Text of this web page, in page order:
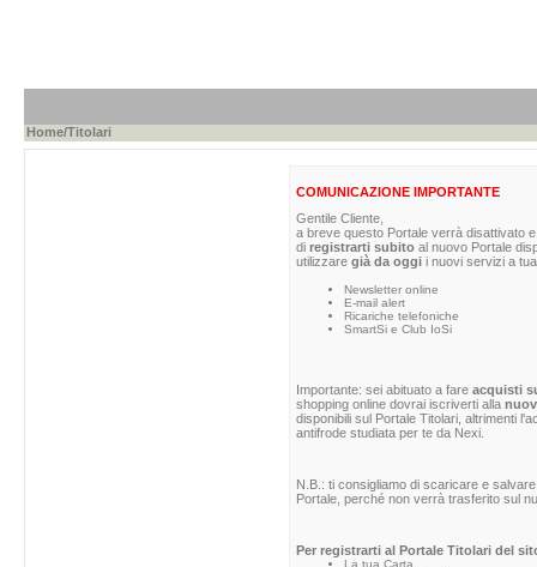
Home/Titolari
COMUNICAZIONE IMPORTANTE
Gentile Cliente,
a breve questo Portale verrà disattivato
diregistrarti subitoal nuovo Portale
utilizzare già da oggii nuovi servizi a
Newsletter online
E-mail alert
Ricariche telefoniche
SmartSi e Club IoSi
Importante: sei abituato a fare acquisti
shopping online dovrai iscriverti alla
disponibili sul Portale Titolari, altrimenti
antifrode studiata per te da Nexi.
N.B.: ti consigliamo di scaricare e
Portale, perché non verrà trasferito sul
Per registrarti al Portale Titolari del
La tua Carta